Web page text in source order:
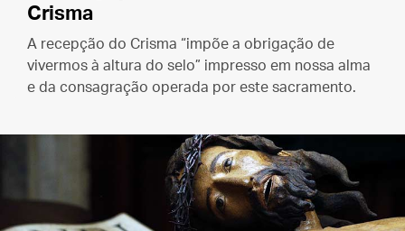
Crisma
A recepção do Crisma “impõe a obrigação de
vivermos à altura do selo” impresso em nossa alma
e da consagração operada por este sacramento.